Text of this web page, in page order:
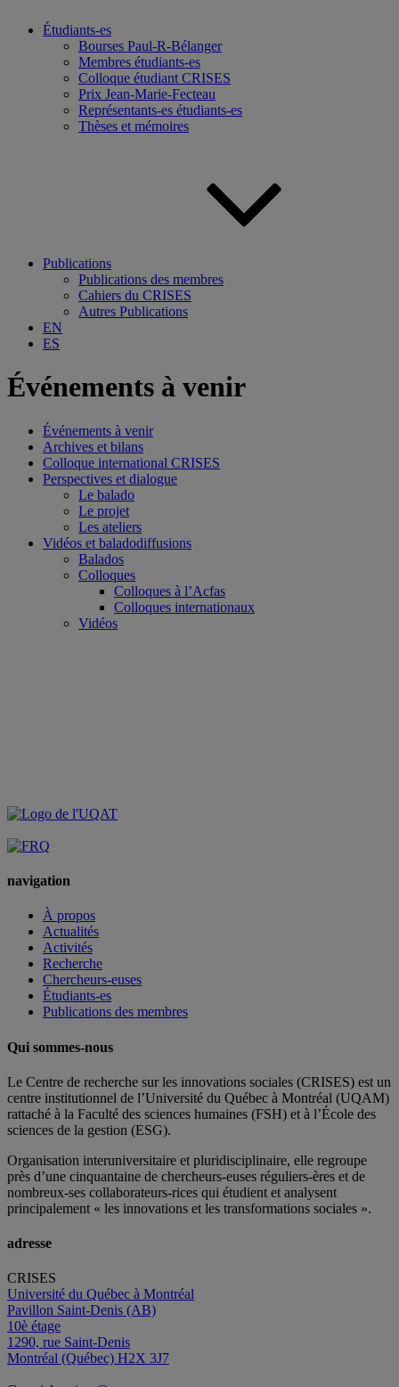
Étudiants-es
Bourses Paul-R-Bélanger
Membres étudiants-es
Colloque étudiant CRISES
Prix Jean-Marie-Fecteau
Représentants-es étudiants-es
Thèses et mémoires
Publications
Publications des membres
Cahiers du CRISES
Autres Publications
EN
ES
Événements à venir
Événements à venir
Archives et bilans
Colloque international CRISES
Perspectives et dialogue
Le balado
Le projet
Les ateliers
Vidéos et baladodiffusions
Balados
Colloques
Colloques à l’Acfas
Colloques internationaux
Vidéos
navigation
À propos
Actualités
Activités
Recherche
Chercheurs-euses
Étudiants-es
Publications des membres
Qui sommes-nous
Le Centre de recherche sur les innovations sociales (CRISES) est un
centre institutionnel de l’Université du Québec à Montréal (UQAM)
rattaché à la Faculté des sciences humaines (FSH) et à l’École des
sciences de la gestion (ESG).
Organisation interuniversitaire et pluridisciplinaire, elle regroupe
près d’une cinquantaine de chercheurs-euses réguliers-ères et de
nombreux-ses collaborateurs-rices qui étudient et analysent
principalement « les innovations et les transformations sociales ».
adresse
CRISES
Université du Québec à Montréal
Pavillon Saint-Denis (AB)
10è étage
1290, rue Saint-Denis
Montréal (Québec) H2X 3J7